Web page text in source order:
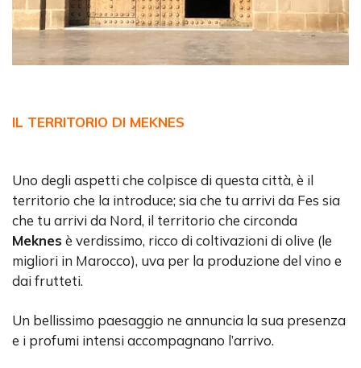
IL TERRITORIO DI MEKNES
Uno degli aspetti che colpisce di questa città, è il
territorio che la introduce; sia che tu arrivi da Fes sia
che tu arrivi da Nord, il territorio che circonda
Meknes è verdissimo, ricco di coltivazioni di olive (le
migliori in Marocco), uva per la produzione del vino e
dai frutteti.
Un bellissimo paesaggio ne annuncia la sua presenza
e i profumi intensi accompagnano l’arrivo.